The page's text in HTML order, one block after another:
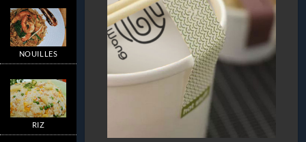
NOUILLES
RIZ